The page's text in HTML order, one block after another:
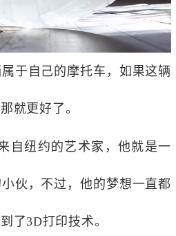
于自己的摩托车，如果这辆
就更好了。
自纽约的艺术家，他就是一
伙，不过，他的梦想一直都
了3D打印技术。